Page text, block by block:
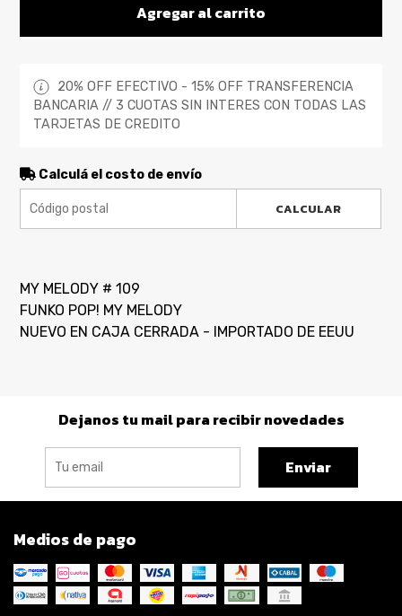
Agregar al carrito
20% OFF EFECTIVO - 15% OFF TRANSFERENCIA
BANCARIA // 3 CUOTAS SIN INTERES CON TODAS LAS
TARJETAS DE CREDITO
Calculá el costo de envío
CALCULAR
MY MELODY # 109
FUNKO POP! MY MELODY
NUEVO EN CAJA CERRADA - IMPORTADO DE EEUU
Dejanos tu mail para recibir novedades
Enviar
Medios de pago